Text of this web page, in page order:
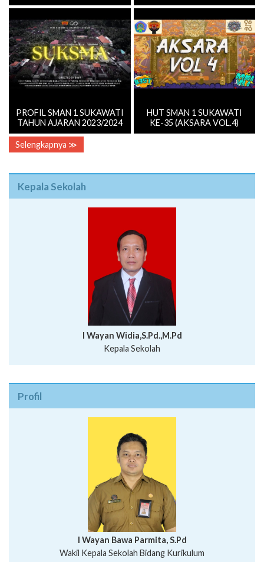
PROFIL SMAN 1 SUKAWATI
TAHUN AJARAN 2023/2024
HUT SMAN 1 SUKAWATI
KE-35 (AKSARA VOL.4)
Selengkapnya ≫
Kepala Sekolah
I Wayan Widia,S.Pd.,M.Pd
Kepala Sekolah
Profil
Putu Suhartana, S.Pd.
I Wayan Bawa Parmita, S.Pd
Wakil Kepala Sekolah Bidang Kurikulum
I Wayan Gede Aditya Pratita, S.Pd., M.Sn
Ni Wayan Nopi Sutantri, S.Pd.